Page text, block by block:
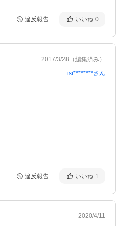
違反報告 いいね 0
2017/3/28 （編集済み）
isi********さん
違反報告 いいね 1
2020/4/11